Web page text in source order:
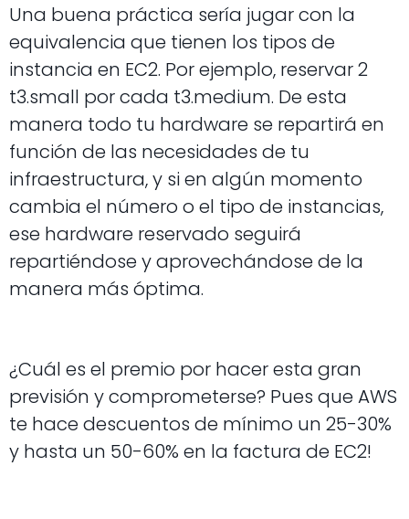
Una buena práctica sería jugar con la
equivalencia que tienen los tipos de
instancia en EC2. Por ejemplo, reservar 2
t3.small por cada t3.medium. De esta
manera todo tu hardware se repartirá en
función de las necesidades de tu
infraestructura, y si en algún momento
cambia el número o el tipo de instancias,
ese hardware reservado seguirá
repartiéndose y aprovechándose de la
manera más óptima.
¿Cuál es el premio por hacer esta gran
previsión y comprometerse? Pues que AWS
te hace descuentos de mínimo un 25-30%
y hasta un 50-60% en la factura de EC2!